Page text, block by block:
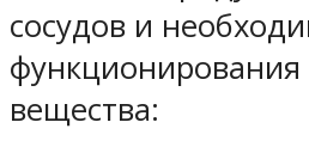
сосудов и
функционирования
вещества: